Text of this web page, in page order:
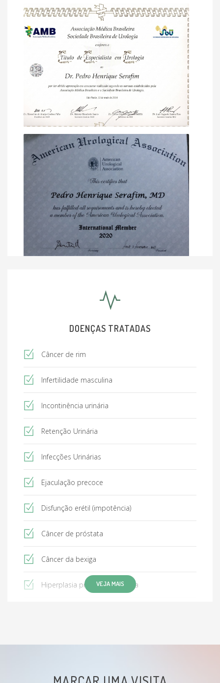
DOENÇAS TRATADAS
Câncer de rim
Infertilidade masculina
Incontinência urinária
Retenção Urinária
Infecções Urinárias
Ejaculação precoce
Disfunção erétil (impotência)
Câncer de próstata
Câncer da bexiga
Hiperplasia prostática benigna
VEJA MAIS